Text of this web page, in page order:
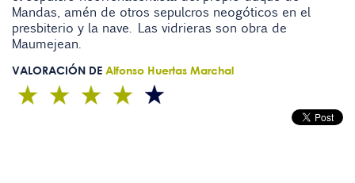
Mandas, amén de otros sepulcros neogóticos en el
presbiterio y la nave. Las vidrieras son obra de
Maumejean.
VALORACIÓN DE Alfonso Huertas Marchal